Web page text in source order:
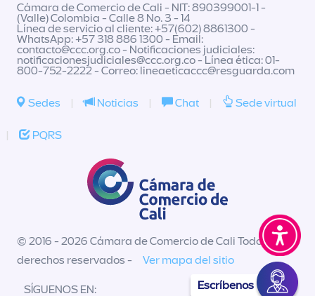
Escríbenos
Cámara de Comercio de Cali - NIT: 890399001-1 -
(Valle) Colombia - Calle 8 No. 3 - 14
Línea de servicio al cliente: +57(602) 8861300 -
WhatsApp: +57 318 886 1300 - Email:
contacto@ccc.org.co- Notificaciones judiciales:
notificacionesjudiciales@ccc.org.co- Línea ética: 01-
800-752-2222 - Correo: lineaeticaccc@resguarda.com
Sedes | Noticias | Chat | Sede virtual
| PQRS
© 2016 - 2026 Cámara de Comercio de Cali Todos los
derechos reservados -
Ver mapa del sitio
SÍGUENOS EN: